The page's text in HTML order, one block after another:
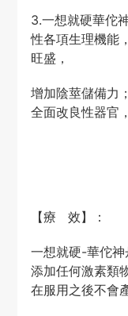
3.一想就硬華佗
性各項生理機能
旺盛，
增加陰莖儲備力
全面改良性器官
【療 效】：
一想就硬-華佗
添加任何激素類
在服用之後不會